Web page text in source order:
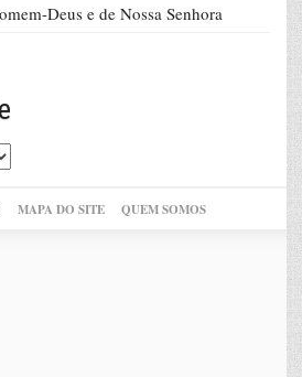
Deus e de Nossa Senhora
MAPA DO SITE QUEM SOMOS